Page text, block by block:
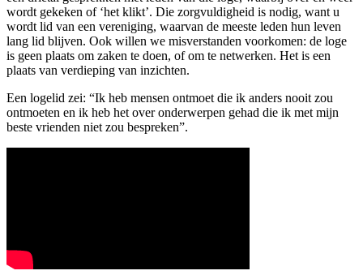
wordt gekeken of ‘het klikt’. Die zorgvuldigheid is nodig, want u
wordt lid van een vereniging, waarvan de meeste leden hun leven
lang lid blijven. Ook willen we misverstanden voorkomen: de loge
is geen plaats om zaken te doen, of om te netwerken. Het is een
plaats van verdieping van inzichten.
Een logelid zei: “Ik heb mensen ontmoet die ik anders nooit zou
ontmoeten en ik heb het over onderwerpen gehad die ik met mijn
beste vrienden niet zou bespreken”.